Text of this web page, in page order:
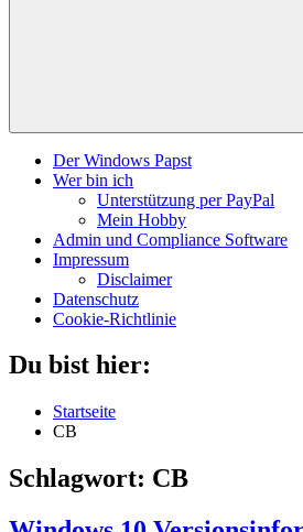
Der Windows Papst
Wer bin ich
Unterstützung per PayPal
Mein Hobby
Admin und Compliance Software
Impressum
Disclaimer
Datenschutz
Cookie-Richtlinie
Du bist hier:
Startseite
CB
Schlagwort: CB